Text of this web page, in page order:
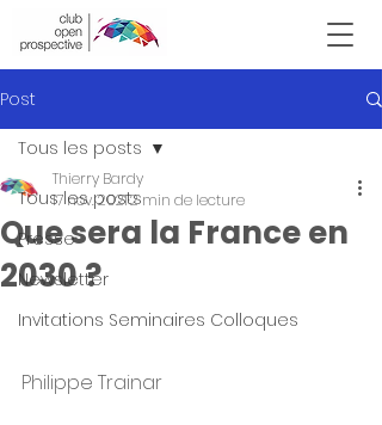
Victor Hugo
Post
Tous les posts
Presse
Newsletter
Invitations Seminaires Colloques
Tous les posts
Que sera la France en
2030 ?
Thierry Bardy
17 nov. 20212 min de lecture
Philippe Trainar